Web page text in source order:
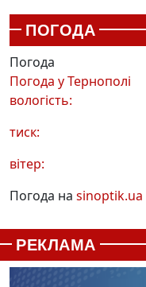
ПОГОДА
Погода
Погода уТернополі
вологість:
тиск:
вітер:
Погода на sinoptik.ua
РЕКЛАМА